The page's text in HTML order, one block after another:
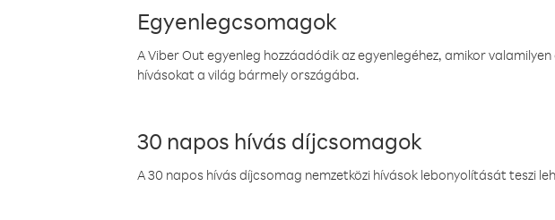
Egyenlegcsomagok
A Viber Out egyenleg hozzáadódik az egyenlegéhez, amikor
hívásokat a világ bármely országába.
30 napos hívás díjcsomagok
A 30 napos hívás díjcsomag nemzetközi hívások lebonyolítását teszi